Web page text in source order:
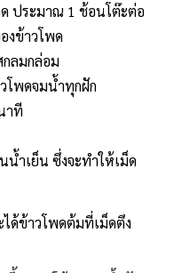
ประมาณ 1 ช้อนโต๊ะต่อ
งข้าวโพด
กลมกล่อม
โพดจมน้ำทุกฝัก
าที
ำเย็น ซึ่งจะทำให้เม็ด
ด้ข้าวโพดต้มที่เม็ดตึง